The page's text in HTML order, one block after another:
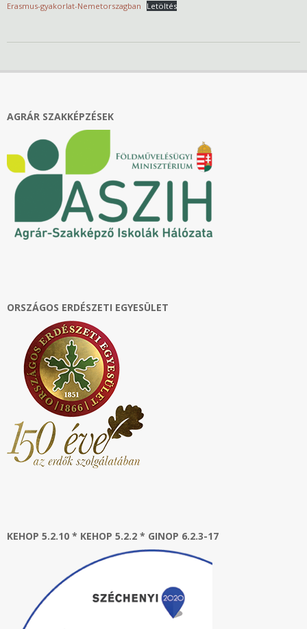
Erasmus-gyakorlat-Nemetorszagban Letöltés
AGRÁR SZAKKÉPZÉSEK
ORSZÁGOS ERDÉSZETI EGYESÜLET
KEHOP 5.2.10 * KEHOP 5.2.2 * GINOP 6.2.3-17